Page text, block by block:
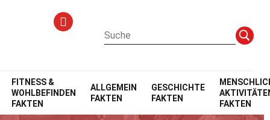
FITNESS &
WOHLBEFINDEN
FAKTEN
ALLGEMEIN
FAKTEN
GESCHICHTE
FAKTEN
FAKTEN